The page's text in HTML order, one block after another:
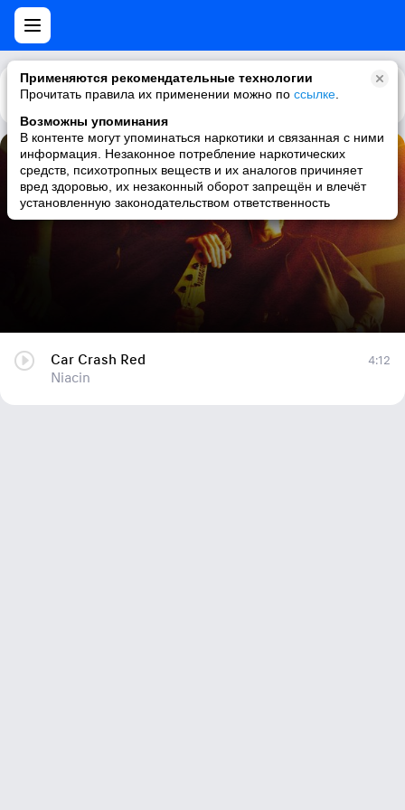
Применяются рекомендательные технологии
Прочитать правила их применении можно по ссылке
Возможны упоминания
В контенте могут упоминаться наркотики и связанная с ними
информация. Незаконное потребление наркотических
средств, психотропных веществ и их аналогов причиняет
вред здоровью, их незаконный оборот запрещён и влечёт
установленную законодательством ответственность
Каталог Рекомендации
Car Crash Red
Niacin
Car Crash Red
Niacin
4:12